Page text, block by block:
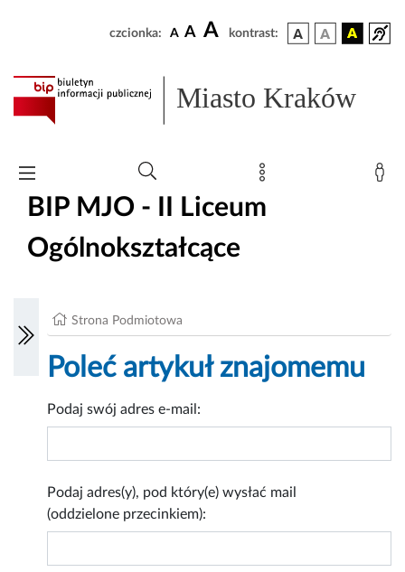
czcionka: A A A kontrast:
Miasto Kraków
BIP MJO - II Liceum
Ogólnokształcące
Strona Podmiotowa
Poleć artykuł znajomemu
Podaj swój adres e-mail:
Podaj adres(y), pod który(e) wysłać mail
(oddzielone przecinkiem):